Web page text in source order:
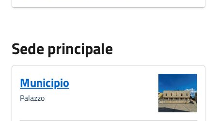
Sede principale
Municipio
Palazzo